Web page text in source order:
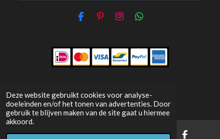
Deze website gebruikt cookies voor analyse-
doeleinden en/of het tonen van advertenties. Door
gebruik te blijven maken van de site gaat u hiermee
akkoord.
F
e
b
o
P
t
e
r
I
t
a
g
W
t
s
A
© 2019 - 2026
Powered byJouwWeb